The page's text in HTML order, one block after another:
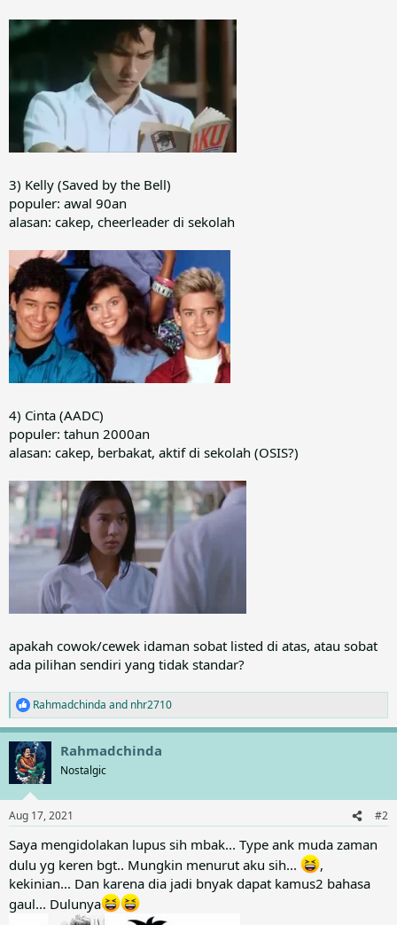
3) Kelly (Saved by the Bell)
populer: awal 90an
alasan: cakep, cheerleader di sekolah
4) Cinta (AADC)
populer: tahun 2000an
alasan: cakep, berbakat, aktif di sekolah (OSIS?)
apakah cowok/cewek idaman sobat listed di atas, atau sobat
ada pilihan sendiri yang tidak standar?
R
e
a
c
t
i
s
:
Rahmadchinda and nhr2710
Rahmadchinda
Nostalgic
Aug 17, 2021 #2
Saya mengidolakan lupus sih mbak... Type ank muda zaman
dulu yg keren bgt.. Mungkin menurut aku sih...
,
kekinian... Dan karena dia jadi bnyak dapat kamus2 bahasa
gaul... Dulunya